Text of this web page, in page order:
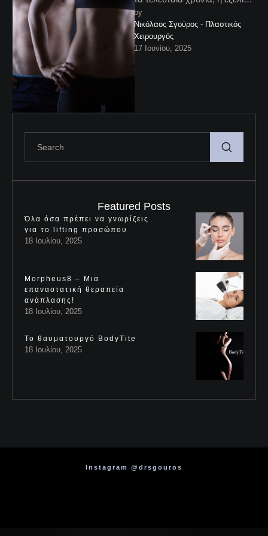
της τεχνολογίας ήλθε να
αλλάξει δραστικά το τοπίο
στον τομέα των …
by
Νικόλαος Σγούρος - Πλαστικός
Χειρουργός
17 Ιουνίου, 2025
Featured Posts
Όλα όσα πρέπει να γνωρίζεις
για το lifting προσώπου
18 Ιουλίου, 2025
Morpheus8 – Μια
επαναστατική θεραπεία
ανάπλασης!
18 Ιουλίου, 2025
Το θαυματουργό BodyTite
18 Ιουλίου, 2025
Instagram @drsgouros